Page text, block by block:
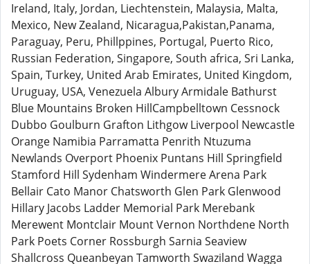
Ireland, Italy, Jordan, Liechtenstein, Malaysia, Malta,
Mexico, New Zealand, Nicaragua,Pakistan,Panama,
Paraguay, Peru, Phillppines, Portugal, Puerto Rico,
Russian Federation, Singapore, South africa, Sri Lanka,
Spain, Turkey, United Arab Emirates, United Kingdom,
Uruguay, USA, Venezuela Albury Armidale Bathurst
Blue Mountains Broken HillCampbelltown Cessnock
Dubbo Goulburn Grafton Lithgow Liverpool Newcastle
Orange Namibia Parramatta Penrith Ntuzuma
Newlands Overport Phoenix Puntans Hill Springfield
Stamford Hill Sydenham Windermere Arena Park
Bellair Cato Manor Chatsworth Glen Park Glenwood
Hillary Jacobs Ladder Memorial Park Merebank
Merewent Montclair Mount Vernon Northdene North
Park Poets Corner Rossburgh Sarnia Seaview
Shallcross Queanbeyan Tamworth Swaziland Wagga